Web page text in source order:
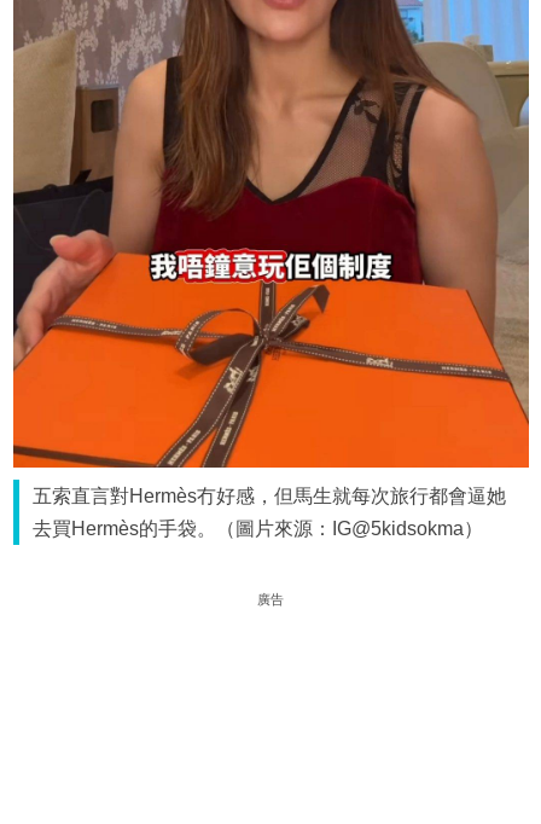
五索直言對Hermès冇好感，但馬生就每次旅行都會逼她
去買Hermès的手袋。（圖片來源：IG@5kidsokma）
廣告